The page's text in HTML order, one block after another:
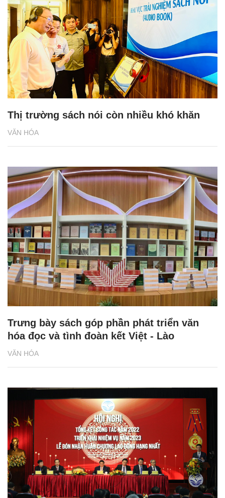
VĂN HÓA
Thị trường sách nói còn nhiều khó khăn
VĂN HÓA
Trưng bày sách góp phần phát triển văn
hóa đọc và tình đoàn kết Việt - Lào